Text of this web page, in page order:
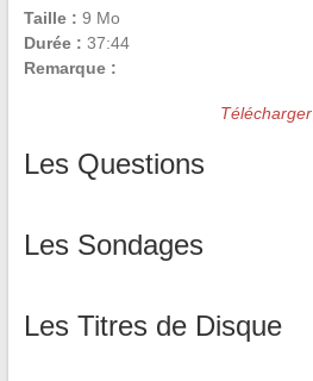
Taille : 9 Mo
Durée : 37:44
Remarque :
Télécharger
Les Questions
Les Sondages
Les Titres de Disque